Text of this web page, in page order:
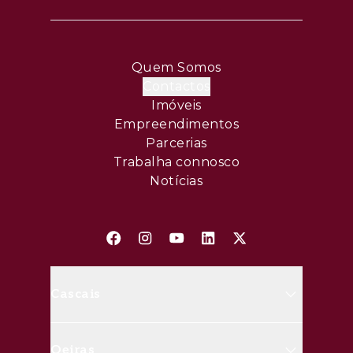
A proximidade ao Oeiras Golf, às praias da
linha e a áreas verdes permite desfrutar de
um estilo de vida ativo, saudável e com
excelente qualidade de vida.
encontrando-se numa localização privilegiada
Quem Somos
Imóveis
Empreendimentos
Parcerias
Trabalha connosco
Notícias